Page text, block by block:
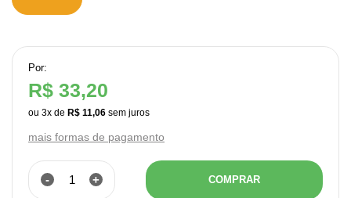
Por:
R$ 33,20
ou 3x de R$ 11,06
mais formas de pagamento
- + COMPRAR